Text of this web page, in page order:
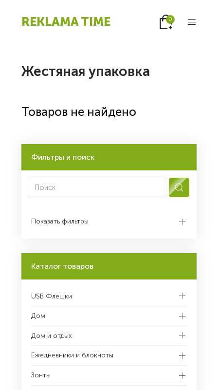
REKLAMA TIME 0
Фильтры и поиск
Показать фильтры
Каталог товаров
USB Флешки
Дом
Дом и отдых
Ежедневники и блокноты
Зонты
Жестяная упаковка
Товаров не найдено